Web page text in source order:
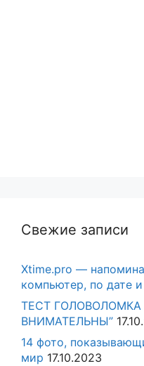
Свежие записи
Xtime.pro —
компьютер, по дате
ТЕСТ ГОЛОВОЛОМКА
ВНИМАТЕЛЬНЫ”
14 фото,
мир 17.10.2023